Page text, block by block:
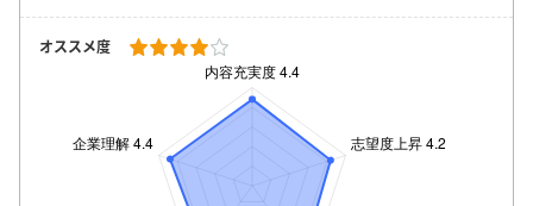
オススメ度
ログイン・会員登録